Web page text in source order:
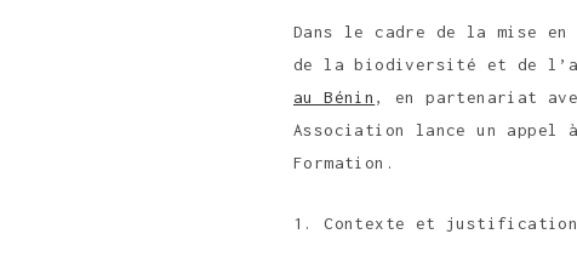
Dans le cadre de la mise en
de la biodiversité et de
au Bénin , en partenariat
Association lance un appel
Formation.
1. Contexte et justification